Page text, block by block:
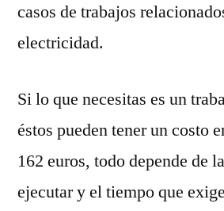
casos de trabajos
electricidad.
Si lo que necesitas es un
éstos pueden tener un costo
162 euros, todo depende de
ejecutar y el tiempo que